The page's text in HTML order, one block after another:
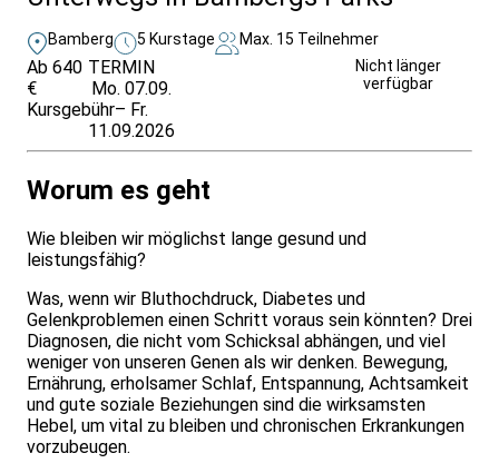
Bamberg 5 Kurstage Max. 15 Teilnehmer
Ab 640
€
Kursgebühr
TERMIN
Mo. 07.09.
– Fr.
11.09.2026
Nicht länger
verfügbar
Worum es geht
Wie bleiben wir möglichst lange gesund und
leistungsfähig?
Was, wenn wir Bluthochdruck, Diabetes und
Gelenkproblemen einen Schritt voraus sein könnten? Drei
Diagnosen, die nicht vom Schicksal abhängen, und viel
weniger von unseren Genen als wir denken. Bewegung,
Ernährung, erholsamer Schlaf, Entspannung, Achtsamkeit
und gute soziale Beziehungen sind die wirksamsten
Hebel, um vital zu bleiben und chronischen Erkrankungen
vorzubeugen.